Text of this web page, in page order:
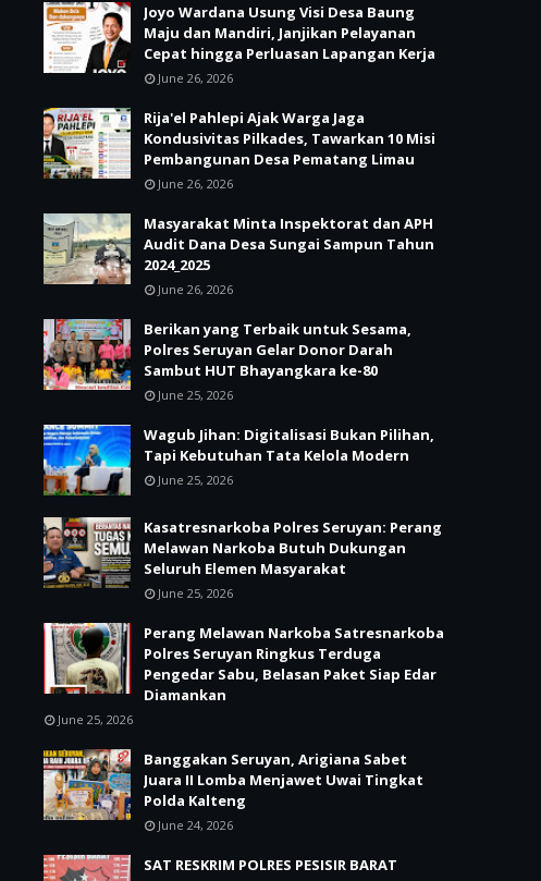
Joyo Wardana Usung Visi Desa Baung
Maju dan Mandiri, Janjikan Pelayanan
Cepat hingga Perluasan Lapangan Kerja
June 26, 2026
Rija'el Pahlepi Ajak Warga Jaga
Kondusivitas Pilkades, Tawarkan 10 Misi
Pembangunan Desa Pematang Limau
June 26, 2026
Masyarakat Minta Inspektorat dan APH
Audit Dana Desa Sungai Sampun Tahun
2024_2025
June 26, 2026
Berikan yang Terbaik untuk Sesama,
Polres Seruyan Gelar Donor Darah
Sambut HUT Bhayangkara ke-80
June 25, 2026
Wagub Jihan: Digitalisasi Bukan Pilihan,
Tapi Kebutuhan Tata Kelola Modern
June 25, 2026
Kasatresnarkoba Polres Seruyan: Perang
Melawan Narkoba Butuh Dukungan
Seluruh Elemen Masyarakat
June 25, 2026
Perang Melawan Narkoba Satresnarkoba
Polres Seruyan Ringkus Terduga
Pengedar Sabu, Belasan Paket Siap Edar
Diamankan
June 25, 2026
Banggakan Seruyan, Arigiana Sabet
Juara II Lomba Menjawet Uwai Tingkat
Polda Kalteng
June 24, 2026
SAT RESKRIM POLRES PESISIR BARAT